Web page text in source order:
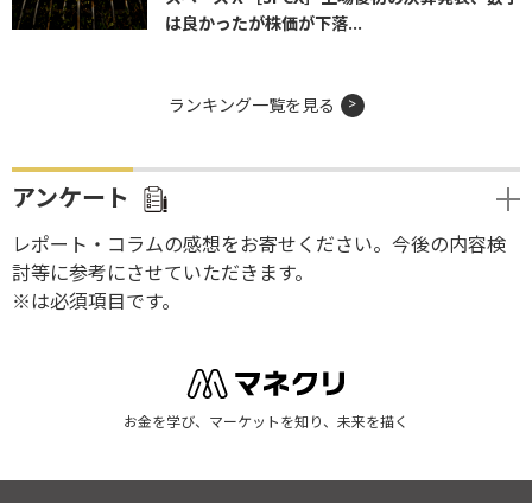
は良かったが株価が下落...
ランキング一覧を見る
アンケート
レポート・コラムの感想をお寄せください。今後の内容検
討等に参考にさせていただきます。
※は必須項目です。
お金を学び、マーケットを知り、未来を描く